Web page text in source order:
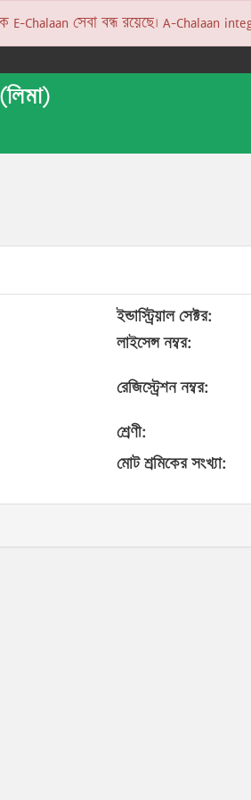
সেবা বন্ধ রয়েছে। A-Chalaan
ইন্ডাস্ট্রিয়াল সেক্টর:
লাইসেন্স নম্বর:
রেজিস্ট্রেশন নম্বর:
শ্রেণী:
মোট শ্রমিকের সংখ্যা: